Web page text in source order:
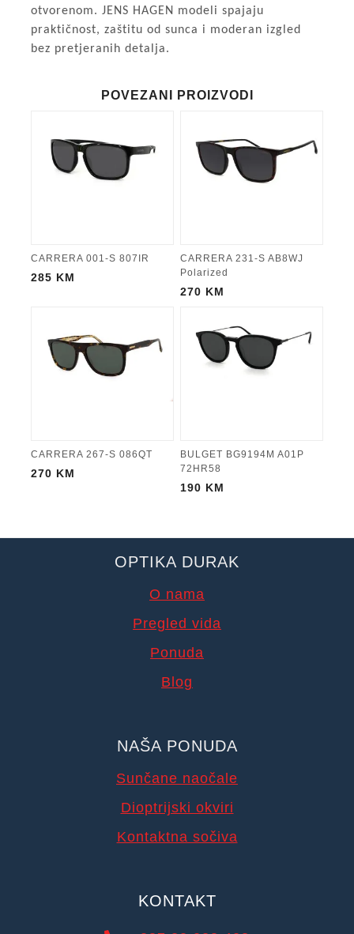
otvorenom. JENS HAGEN modeli spajaju
praktičnost, zaštitu od sunca i moderan izgled
bez pretjeranih detalja.
POVEZANI PROIZVODI
CARRERA 001-S 807IR
285 KM
CARRERA 231-S AB8WJ
Polarized
270 KM
CARRERA 267-S 086QT
270 KM
BULGET BG9194M A01P
72HR58
190 KM
OPTIKA DURAK
O nama
Pregled vida
Ponuda
Blog
NAŠA PONUDA
Sunčane naočale
Dioptrijski okviri
Kontaktna sočiva
KONTAKT